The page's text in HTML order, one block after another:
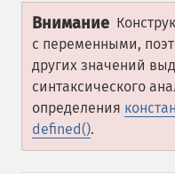
Внимание
с переменными,
других значений
синтаксического
определения
defined().